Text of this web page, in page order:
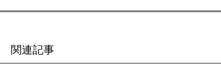
関連記事